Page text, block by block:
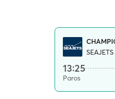
SEAJETS
13:25
Paros